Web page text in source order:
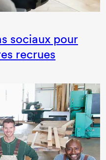
sociaux pour
recrues